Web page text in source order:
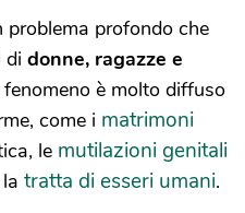
problema profondo che
di donne, ragazze e
fenomeno è molto diffuso
come i matrimoni
le mutilazioni genitali
tratta di esseri umani.